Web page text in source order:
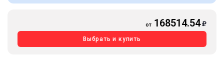
от 168514.54
Выбрать и купить